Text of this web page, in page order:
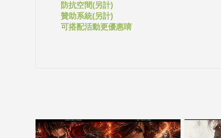
防抗空間(另計)
贊助系統(另計)
可搭配活動更優惠唷